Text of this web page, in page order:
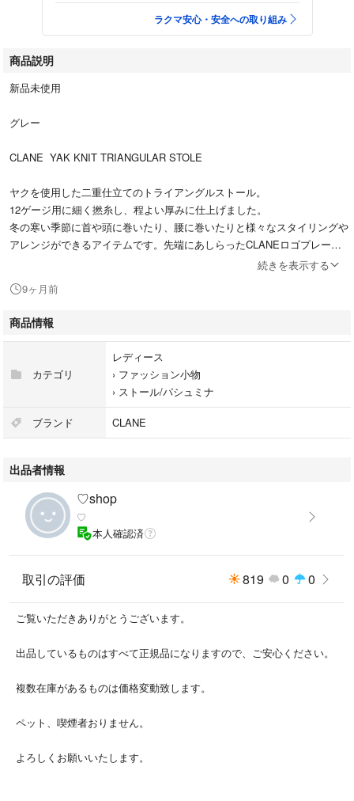
ラクマ安心・安全への取り組み
商品説明
新品未使用
グレー
CLANE YAK KNIT TRIANGULAR STOLE
ヤクを使用した二重仕立てのトライアングルストール。
12ゲージ用に細く撚糸し、程よい厚みに仕上げました。
冬の寒い季節に首や頭に巻いたり、腰に巻いたりと様々なスタイリングや
アレンジができるアイテムです。先端にあしらったCLANEロゴプレート
店舗で購入しました
正規品
続きを表示する
9ヶ月前
商品情報
カテゴリ
レディース
› ファッション小物
› ストール/パシュミナ
ブランド CLANE
出品者情報
♡shop
♡
本人確認済
取引の評価 819 0 0
ご覧いただきありがとうございます。
出品しているものはすべて正規品になりますので、ご安心ください。
複数在庫があるものは価格変動致します。
ペット、喫煙者おりません。
よろしくお願いいたします。